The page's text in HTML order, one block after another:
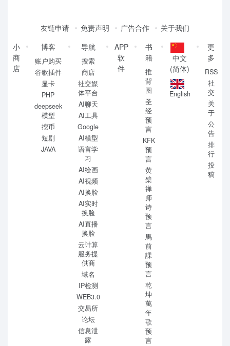
友链申请 免责声明 广告合作
关于我们
小
商
店
博客
账户购买
谷歌插件
显卡
PHP
deepseek
模型
挖币
短剧
JAVA
导航
搜索
商店
社交媒
体平台
AI聊天
AI工具
Google
AI模型
语言学
习
AI绘画
AI视频
AI换脸
AI实时
换脸
AI直播
换脸
云计算
服务提
供商
域名
IP检测
WEB3.0
交易所
论坛
信息泄
露
APP
软
件
书
籍
推
背
图
圣
经
预
言
KFK
预
言
黄
檗
禅
师
诗
预
言
馬
前
課
预
言
乾
坤
萬
年
歌
预
言
中文
(简体)
English
更
多
RSS
社
交
关
于
公
告
排
行
投
稿